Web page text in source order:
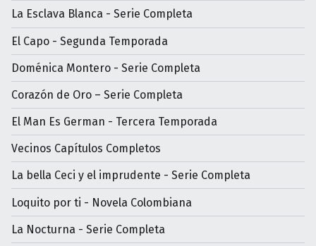
La Esclava Blanca - Serie Completa
El Capo - Segunda Temporada
Doménica Montero - Serie Completa
Corazón de Oro – Serie Completa
El Man Es German - Tercera Temporada
Vecinos Capítulos Completos
La bella Ceci y el imprudente - Serie Completa
Loquito por ti - Novela Colombiana
La Nocturna - Serie Completa